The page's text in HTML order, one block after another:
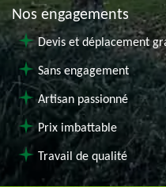
Nos engagements
Devis et déplacement
Sans engagement
Artisan passionné
Prix imbattable
Travail de qualité